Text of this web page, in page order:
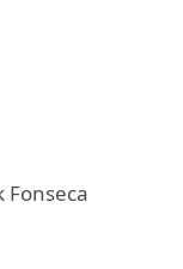
Fonseca